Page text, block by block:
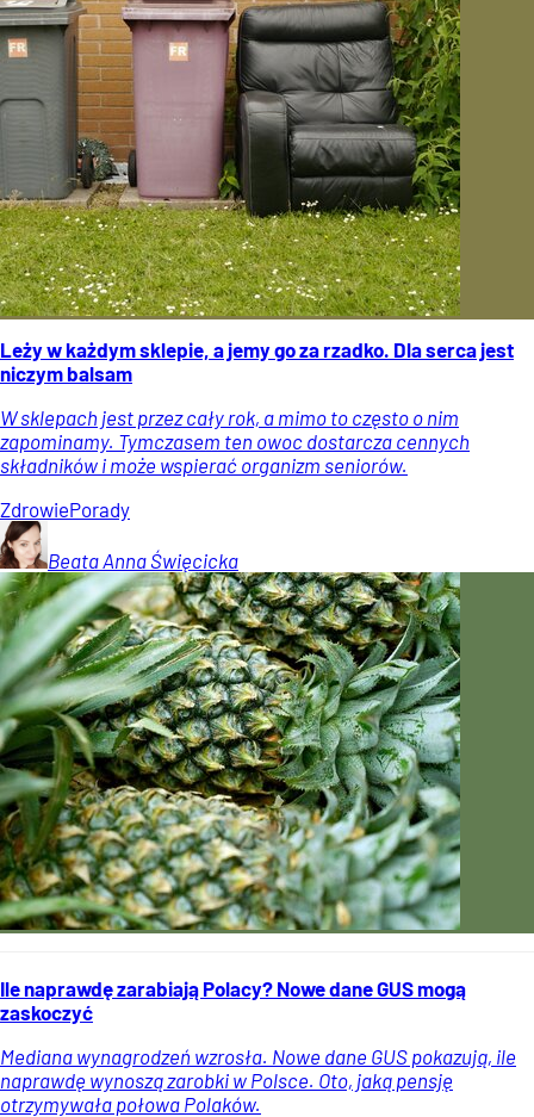
Leży w każdym sklepie, a jemy go za rzadko. Dla serca jest
niczym balsam
W sklepach jest przez cały rok, a mimo to często o nim
zapominamy. Tymczasem ten owoc dostarcza cennych
składników i może wspierać organizm seniorów.
ZdrowiePorady
Beata Anna Święcicka
Ile naprawdę zarabiają Polacy? Nowe dane GUS mogą
zaskoczyć
Mediana wynagrodzeń wzrosła. Nowe dane GUS pokazują, ile
naprawdę wynoszą zarobki w Polsce. Oto, jaką pensję
otrzymywała połowa Polaków.